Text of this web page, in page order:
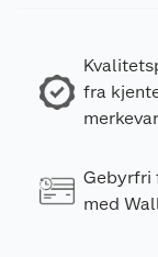
fra
Gebyrfri
med